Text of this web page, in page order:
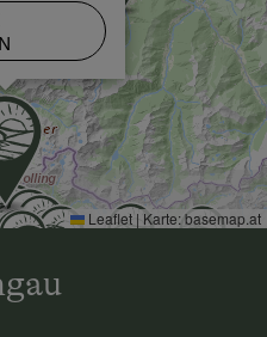
Leaflet | Karte:basemap.at